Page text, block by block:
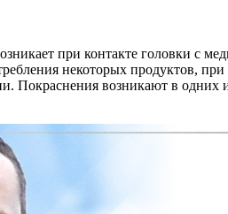
при контакте головки с
некоторых продуктов, при
Покраснения возникают в одних